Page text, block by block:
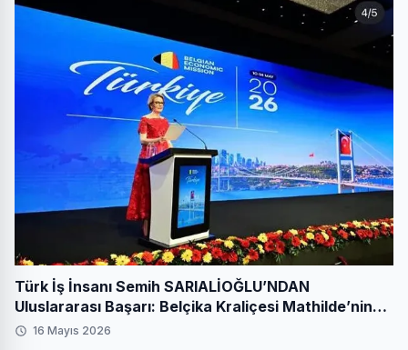
Türk İş İnsanı Semih SARIALİOĞLU’NDAN
Uluslararası Başarı: Belçika Kraliçesi Mathilde’nin
Katıldığı Zirvede Stratejik İmza
16 Mayıs 2026